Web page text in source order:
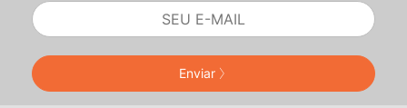
Enviar